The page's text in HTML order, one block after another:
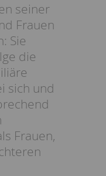
seiner
Frauen
Sie
die
sich und
Frauen,